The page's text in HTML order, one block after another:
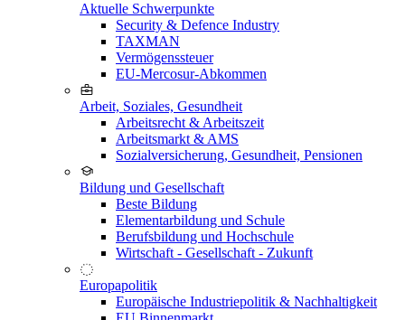
Aktuelle Schwerpunkte
Security & Defence Industry
TAXMAN
Vermögenssteuer
EU-Mercosur-Abkommen
Arbeit, Soziales, Gesundheit
Arbeitsrecht & Arbeitszeit
Arbeitsmarkt & AMS
Sozialversicherung, Gesundheit, Pensionen
Bildung und Gesellschaft
Beste Bildung
Elementarbildung und Schule
Berufsbildung und Hochschule
Wirtschaft - Gesellschaft - Zukunft
Europapolitik
Europäische Industriepolitik & Nachhaltigkeit